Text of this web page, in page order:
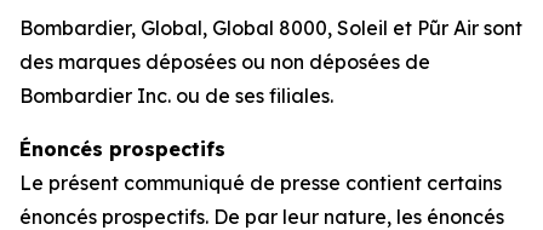
Bombardier, Global, Global 8000, Soleil et Pũr Air sont
des marques déposées ou non déposées de
Bombardier Inc. ou de ses filiales.
Énoncés prospectifs
Le présent communiqué de presse contient certains
énoncés prospectifs. De par leur nature, les énoncés